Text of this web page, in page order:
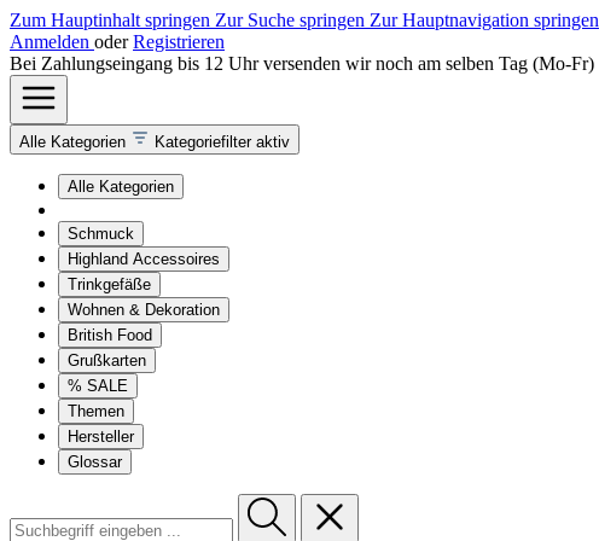
Zum Hauptinhalt springen Zur Suche springen Zur Hauptnavigation springen
Anmelden oder Registrieren
Bei Zahlungseingang bis 12 Uhr versenden wir noch am selben Tag (Mo-Fr)
Alle Kategorien Kategoriefilter aktiv
Alle Kategorien
Schmuck
Highland Accessoires
Trinkgefäße
Wohnen & Dekoration
British Food
Grußkarten
% SALE
Themen
Hersteller
Glossar